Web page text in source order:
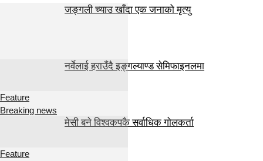
Feature
Breaking news
जङ्गली च्याउ खाँदा एक जनाको मृत्यु
Feature
नर्वेलाई हराउँदै इङ्गल्याण्ड सेमिफाइनलमा
मेसी बने विश्वकपकै सर्वाधिक गोलकर्ता